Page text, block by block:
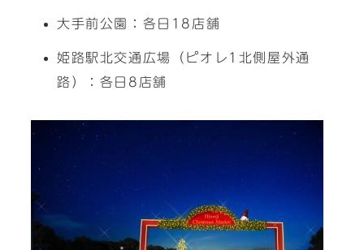
大手前公園：各日18店舗
姫路駅北交通広場（ピオレ1北側屋外通
路）：各日8店舗